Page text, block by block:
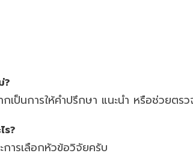
?
ป็นการให้คำปรึกษา แนะนำ หรือช่วยตร
?
การเลือกหัวข้อวิจัยครับ